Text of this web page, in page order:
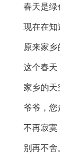
春天是绿
现在在知
原来家乡的
这个春天
家乡的天空
爷爷，您
不再寂寞
别再不舍